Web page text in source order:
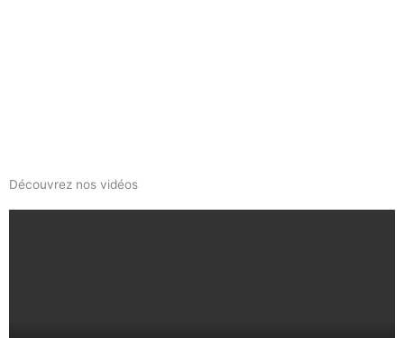
Découvrez nos vidéos